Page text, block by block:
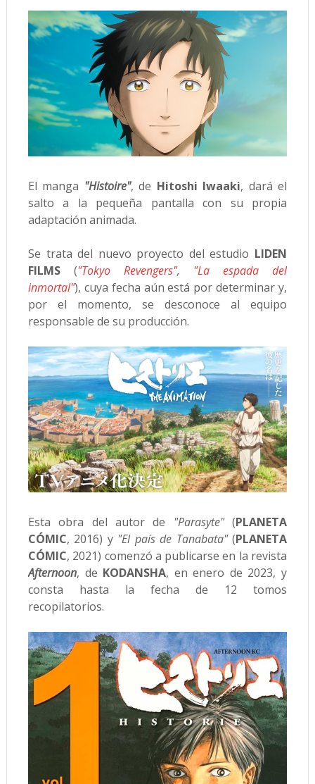
El manga "Histoire", de Hitoshi Iwaaki, dará el
salto a la pequeña pantalla con su propia
adaptación animada.
Se trata del nuevo proyecto del estudio LIDEN
FILMS("Tokyo Revengers", "La espada del
inmortal"), cuya fecha aún está por determinar y,
por el momento, se desconoce al equipo
responsable de su producción.
Esta obra del autor de "Parasyte"(PLANETA
CÓMIC, 2016) y "El país de Tanabata"(PLANETA
CÓMIC, 2021) comenzó a publicarse en la revista
Afternoon, de KODANSHA, en enero de 2023, y
consta hasta la fecha de 12 tomos
recopilatorios.